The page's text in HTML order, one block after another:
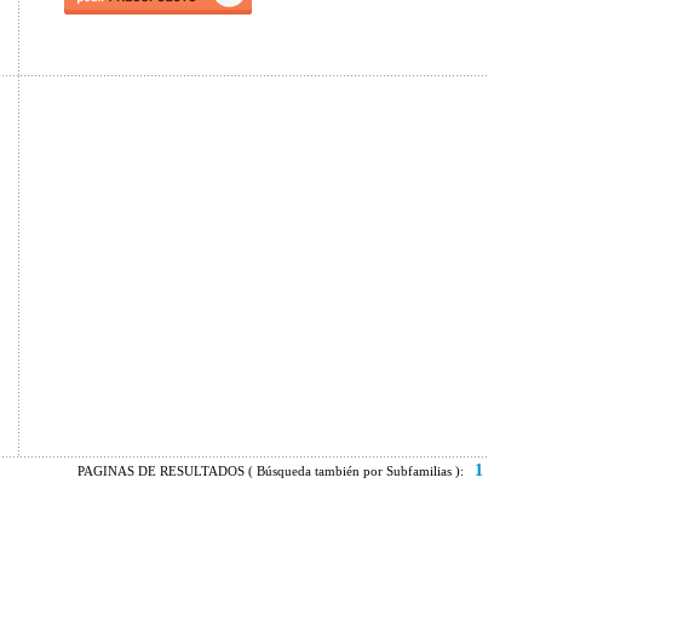
PAGINAS DE RESULTADOS ( Búsqueda también por Subfamilias ): 1